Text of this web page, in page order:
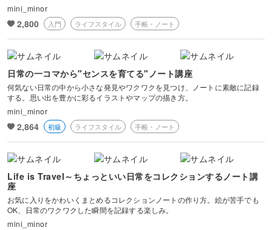
mini_minor
2,800 入門 ライフスタイル 手帳・ノート
日常の一コマから"センスを育てる"ノート講座
何気ない日常の中から小さな発見やワクワクを見つけ、ノートに素敵に記録
する。思い出を豊かに彩るイラストやマップの描き方。
mini_minor
2,864 初級 ライフスタイル 手帳・ノート
Life is Travel～ちょっといい日常をコレクションするノート講
座
お気に入りをかわいくまとめるコレクションノートの作り方。絵が苦手でも
OK、日常のワクワクした瞬間を記録する楽しみ。
mini_minor